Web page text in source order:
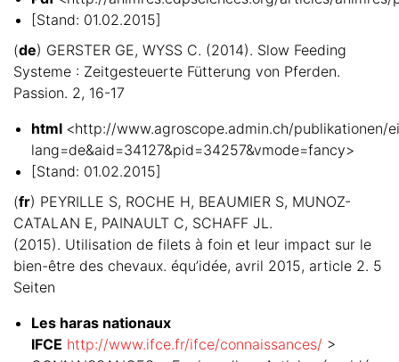
[Stand: 01.02.2015]
(de) GERSTER GE, WYSS C. (2014). Slow Feeding
Systeme : Zeitgesteuerte Fütterung von Pferden.
Passion. 2, 16-17
html <http://www.agroscope.admin.ch/publikationen/
lang=de&aid=34127&pid=34257&vmode=fancy>
[Stand: 01.02.2015]
(fr) PEYRILLE S, ROCHE H, BEAUMIER S, MUNOZ-
CATALAN E, PAINAULT C, SCHAFF JL.
(2015). Utilisation de filets à foin et leur impact sur le
bien-être des chevaux. équ’idée, avril 2015, article 2. 5
Seiten
Les haras nationaux
IFCE http://www.ifce.fr/ifce/connaissances/ >